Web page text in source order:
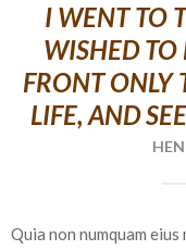
I WENT TO
WISHED TO
FRONT ONLY
LIFE, AND
Quia non numquam